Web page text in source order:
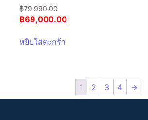
฿79,990.00
฿69,000.00
หยิบใส่ตะกร้า
1 2 3 4 →